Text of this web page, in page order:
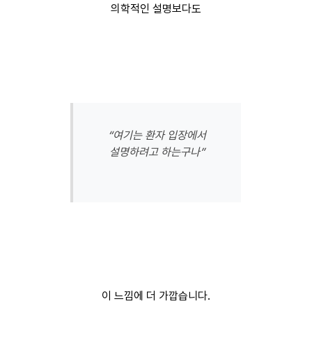
의학적인 설명보다도
“여기는 환자 입장에서
설명하려고 하는구나”
이 느낌에 더 가깝습니다.